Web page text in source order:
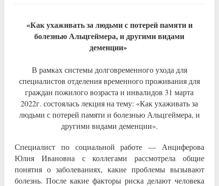
«Как ухаживать за людьми с потерей памяти и
болезнью Альцгеймера, и другими видами
деменции»
В рамках системы долговременного ухода для
специалистов отделения временного проживания для
граждан пожилого возраста и инвалидов 31 марта
2022г. состоялась лекция на тему: «Как ухаживать за
людьми с потерей памяти и болезнью Альцгеймера, и
другими видами деменции».
Специалист по социальной работе — Анциферова
Юлия Ивановна с коллегами рассмотрела общие
понятия о заболеваниях, какие проблемы вызывают
болезнь. После какие факторы риска делают человека